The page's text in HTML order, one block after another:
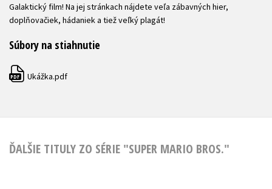
Galaktický film! Na jej stránkach nájdete veľa zábavných hier,
doplňovačiek, hádaniek a tiež veľký plagát!
Súbory na stiahnutie
PDF Ukážka.pdf
ĎALŠIE TITULY ZO SÉRIE "SUPER MARIO BROS."